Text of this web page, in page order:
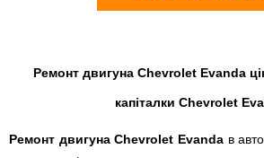
Ремонт двигуна Chevrolet Evanda
капіталки Chevrolet
Ремонт двигуна Chevrolet Evanda в